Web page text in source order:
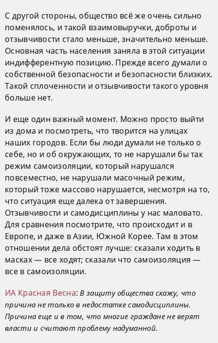
С другой стороны, общество всё же очень сильно
поменялось, и такой взаимовыручки, доброты и
отзывчивости стало меньше, значительно меньше.
Основная часть населения заняла в этой ситуации
индифферентную позицию. Прежде всего думали о
собственной безопасности и безопасности близких.
Такой сплоченности и отзывчивости такого уровня
больше нет.
И еще один важный момент. Можно просто выйти
из дома и посмотреть, что творится на улицах
наших городов. Если бы люди думали не только о
себе, но и об окружающих, то не нарушали бы так
режим самоизоляции, который нарушался
повсеместно, не нарушали масочный режим,
который тоже массово нарушается, несмотря на то,
что ситуация еще далека от завершения.
Отзывчивости и самодисциплины у нас маловато.
Для сравнения посмотрите, что происходит и в
Европе, и даже в Азии, Южной Корее. Там в этом
отношении дела обстоят лучше: сказали ходить в
масках — все ходят; сказали что самоизоляция —
все в самоизоляции.
ИА Красная Весна:В защиту общества скажу, что
причина не только в недостатке самодисциплины.
Причина еще и в том, что многие граждане не верят
власти и считают проблему надуманной.